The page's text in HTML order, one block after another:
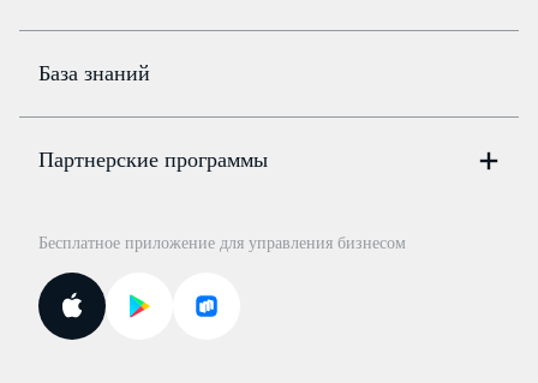
Цены
Бюро
Консультации по учёту и налогам
Курсы повышения квалификации
Госпроверки
Поиск ответа на вопрос
Новости законодательства
База знаний
Партнерские программы
Для самозанятых
Бесплатное приложение для управления бизнесом